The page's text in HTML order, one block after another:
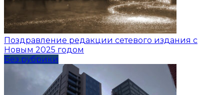
Поздравление редакции сетевого издания с
Новым 2025 годом
Без рубрики